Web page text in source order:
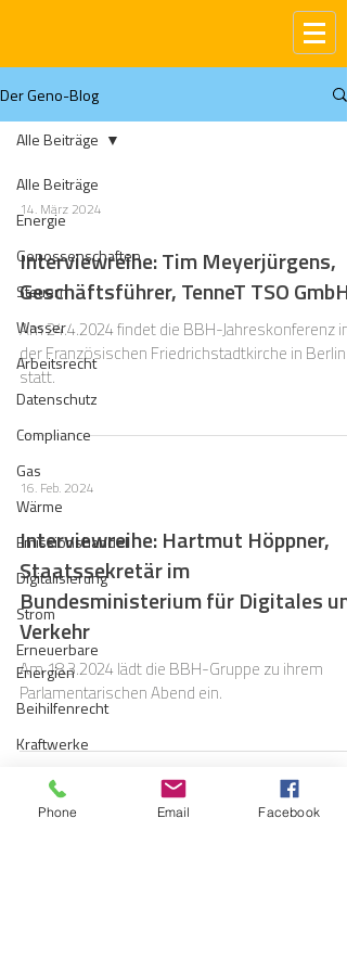
Der Geno-Blog
Alle Beiträge
Energie
Genossenschaften
Steuern
Wasser
Arbeitsrecht
Datenschutz
Compliance
Gas
Wärme
Emissionshandel
Digitalisierung
Strom
Erneuerbare
Energien
Beihilfenrecht
Kraftwerke
Verkehr
Alle Beiträge
14. März 2024
Interviewreihe: Tim Meyerjürgens,
Geschäftsführer, TenneT TSO GmbH
Am 24.4.2024 findet die BBH-Jahreskonferenz in
der Französischen Friedrichstadtkirche in Berlin
statt.
16. Feb. 2024
Interviewreihe: Hartmut Höppner,
Staatssekretär im
Bundesministerium für Digitales und
Verkehr
Am 18.3.2024 lädt die BBH-Gruppe zu ihrem
Parlamentarischen Abend ein.
21. Dez. 2021
Phone Email Facebook